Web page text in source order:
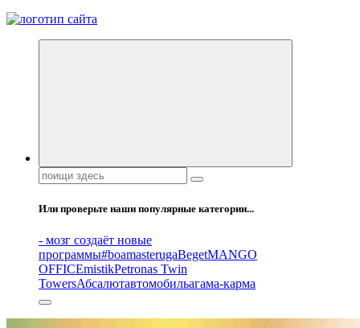
Все самое интересное, вдохновляющее и тайное внутри.
Поиск:
Или проверьте наши популярные категории...
- мозг создаёт новые
программы#boamasterugaBegetMANGO
OFFICEmistikPetronas Twin
TowersАбсалютавтомобильагама-карма